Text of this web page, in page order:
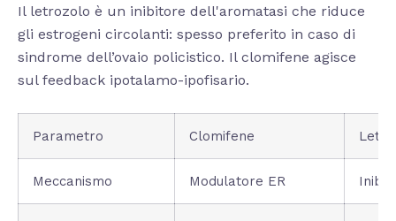
Il letrozolo è un inibitore dell'aromatasi che riduce
gli estrogeni circolanti: spesso preferito in caso di
sindrome dell’ovaio policistico. Il clomifene agisce
sul feedback ipotalamo-ipofisario.
Parametro Clomifene
Meccanismo Modulatore ER